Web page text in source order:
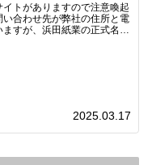
トがありますので注意喚起
合わせ先が弊社の住所と電
すが、浜田紙業の正式名称
2025.03.17